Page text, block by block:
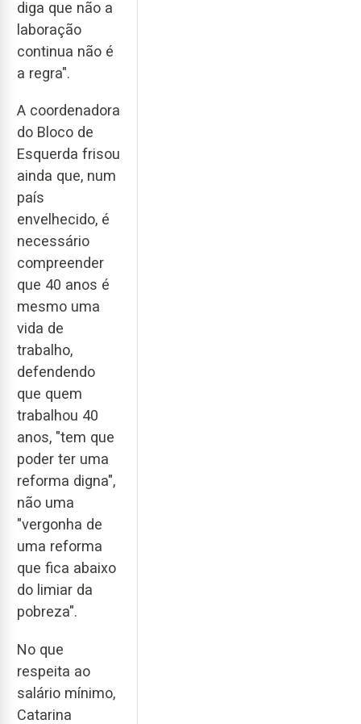
diga que não a
laboração
continua não é
a regra".
A coordenadora
do Bloco de
Esquerda frisou
ainda que, num
país
envelhecido, é
necessário
compreender
que 40 anos é
mesmo uma
vida de
trabalho,
defendendo
que quem
trabalhou 40
anos, "tem que
poder ter uma
reforma digna",
não uma
"vergonha de
uma reforma
que fica abaixo
do limiar da
pobreza".
No que
respeita ao
salário mínimo,
Catarina